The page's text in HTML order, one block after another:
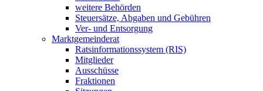
weitere Behörden
Steuersätze, Abgaben und Gebühren
Ver- und Entsorgung
Marktgemeinderat
Ratsinformationssystem (RIS)
Mitglieder
Ausschüsse
Fraktionen